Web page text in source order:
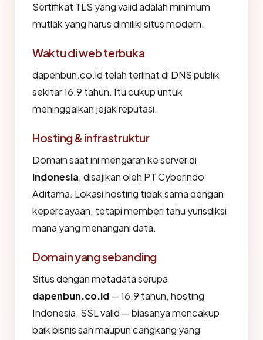
Sertifikat TLS yang valid adalah minimum
mutlak yang harus dimiliki situs modern.
Waktu di web terbuka
dapenbun.co.id telah terlihat di DNS publik
sekitar 16.9 tahun. Itu cukup untuk
meninggalkan jejak reputasi.
Hosting & infrastruktur
Domain saat ini mengarah ke server di
Indonesia, disajikan oleh PT Cyberindo
Aditama. Lokasi hosting tidak sama dengan
kepercayaan, tetapi memberi tahu yurisdiksi
mana yang menangani data.
Domain yang sebanding
Situs dengan metadata serupa
dapenbun.co.id— 16.9 tahun, hosting
Indonesia, SSL valid — biasanya mencakup
baik bisnis sah maupun cangkang yang